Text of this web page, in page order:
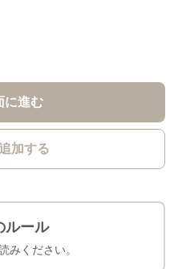
に進む
加する
ルール
みください。